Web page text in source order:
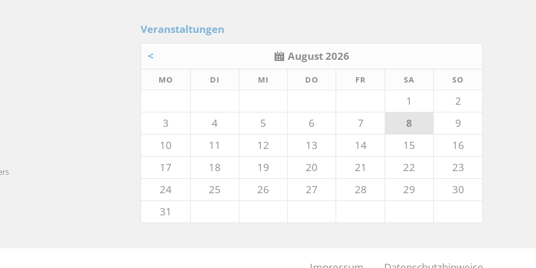
Veranstaltungen
<
August 2026
MO DI MI DO NNERSTAG
FR SA SO
1
2
3
4 5 6 7 8
9
10
11 12 13 14 15
16
17
18 19 20 21 22
23
24
25 26 27 28 29
30
31